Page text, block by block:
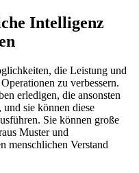
Intelligenz
die Leistung und
zu verbessern.
erledigen, die ansonsten
sie können diese
Sie können große
Muster und
menschlichen Verstand